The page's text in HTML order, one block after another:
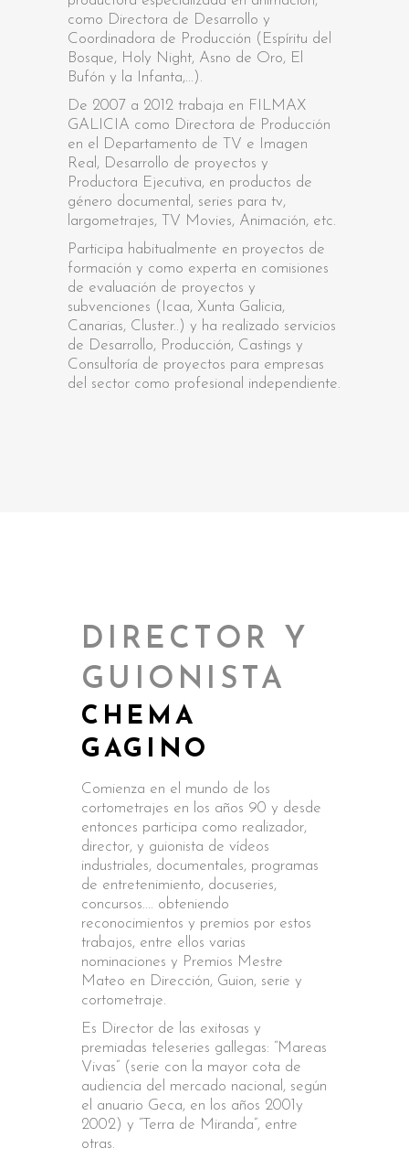
como Directora de Desarrollo y
Coordinadora de Producción (Espíritu del
Bosque, Holy Night, Asno de Oro, El
Bufón y la Infanta,...).
De 2007 a 2012 trabaja en FILMAX
GALICIA como Directora de Producción
en el Departamento de TV e Imagen
Real, Desarrollo de proyectos y
Productora Ejecutiva, en productos de
género documental, series para tv,
largometrajes, TV Movies, Animación, etc.
Participa habitualmente en proyectos de
formación y como experta en comisiones
de evaluación de proyectos y
subvenciones (Icaa, Xunta Galicia,
Canarias, Cluster..) y ha realizado servicios
de Desarrollo, Producción, Castings y
Consultoría de proyectos para empresas
del sector como profesional independiente.
DIRECTOR Y
GUIONISTA
CHEMA
GAGINO
Comienza en el mundo de los
cortometrajes en los años 90 y desde
entonces participa como realizador,
director, y guionista de vídeos
industriales, documentales, programas
de entretenimiento, docuseries,
concursos.... obteniendo
reconocimientos y premios por estos
trabajos, entre ellos varias
nominaciones y Premios Mestre
Mateo en Dirección, Guion, serie y
cortometraje.
Es Director de las exitosas y
premiadas teleseries gallegas: “Mareas
Vivas” (serie con la mayor cota de
audiencia del mercado nacional, según
el anuario Geca, en los años 2001y
2002) y “Terra de Miranda”, entre
otras.